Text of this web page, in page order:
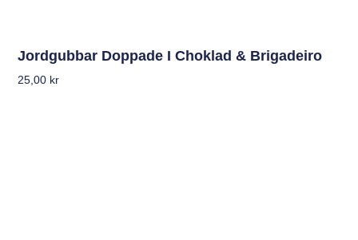
Jordgubbar Doppade I Choklad & Brigadeiro
25,00 kr